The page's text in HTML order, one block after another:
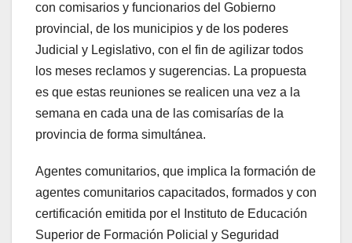
con comisarios y funcionarios del Gobierno
provincial, de los municipios y de los poderes
Judicial y Legislativo, con el fin de agilizar todos
los meses reclamos y sugerencias. La propuesta
es que estas reuniones se realicen una vez a la
semana en cada una de las comisarías de la
provincia de forma simultánea.
Agentes comunitarios, que implica la formación de
agentes comunitarios capacitados, formados y con
certificación emitida por el Instituto de Educación
Superior de Formación Policial y Seguridad